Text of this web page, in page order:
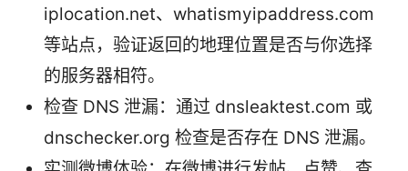
iplocation.net、whatismyipaddress.com
等站点，验证返回的地理位置是否与你选择
的服务器相符。
检查 DNS 泄漏：通过 dnsleaktest.com 或
dnschecker.org 检查是否存在 DNS 泄漏。